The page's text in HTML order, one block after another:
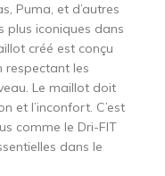
Puma, et d’autres
plus iconiques dans
créé est conçu
respectant les
Le maillot doit
et l’inconfort. C’est
comme le Dri-FIT
dans le